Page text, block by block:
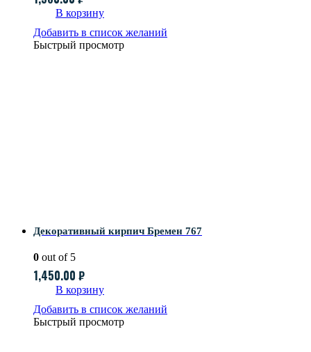
В корзину
Добавить в список желаний
Быстрый просмотр
Декоративный кирпич Бремен 767
0 out of 5
1,450.00 ₽
В корзину
Добавить в список желаний
Быстрый просмотр